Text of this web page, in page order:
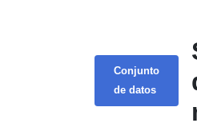
Conjunto
de datos